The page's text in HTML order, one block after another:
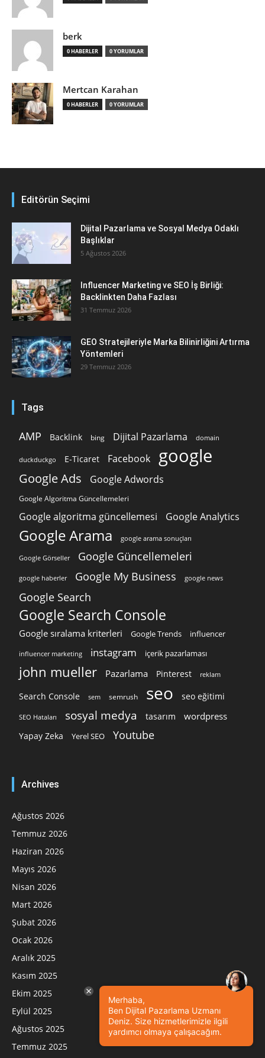
berk
0 HABERLER 0 YORUMLAR
Mertcan Karahan
0 HABERLER 0 YORUMLAR
Editörün Seçimi
Dijital Pazarlama ve Sosyal Medya Odaklı
Başlıklar
5 Ağustos 2026
Influencer Marketing ve SEO İş Birliği:
Backlinkten Daha Fazlası
31 Temmuz 2026
GEO Stratejileriyle Marka Bilinirliğini Artırma
Yöntemleri
29 Temmuz 2026
Tags
AMP Backlink bing Dijital Pazarlama domain
duckduckgo E-Ticaret Facebook google
Google Ads Google Adwords
Google Algoritma Güncellemeleri
Google algoritma güncellemesi Google Analytics
Google Arama google arama sonuçları
Google Görseller Google Güncellemeleri
google haberler Google My Business google news
Google Search
Google Search Console
Google sıralama kriterleri Google Trends influencer
influencer marketing instagram içerik pazarlaması
john mueller Pazarlama Pinterest reklam
Search Console sem semrush seo seo eğitimi
SEO Hataları sosyal medya tasarım wordpress
Yapay Zeka Yerel SEO Youtube
Archives
Ağustos 2026
Temmuz 2026
Haziran 2026
Mayıs 2026
Nisan 2026
Mart 2026
Şubat 2026
Ocak 2026
Aralık 2025
Kasım 2025
Ekim 2025
Eylül 2025
Ağustos 2025
Temmuz 2025
Merhaba,
Ben Dijital Pazarlama Uzmanı
Deniz. Size hizmetlerimizle ilgili
yardımcı olmaya çalışacağım.